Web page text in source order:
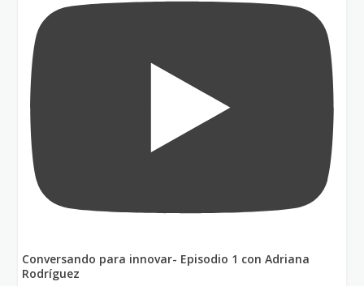
Conversando para innovar- Episodio 1 con Adriana
Rodríguez